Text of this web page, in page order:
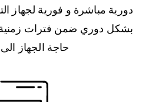
دورية مباشرة و فورية لجهاز
بشكل دوري ضمن فترات زمنية
حاجة الجهاز